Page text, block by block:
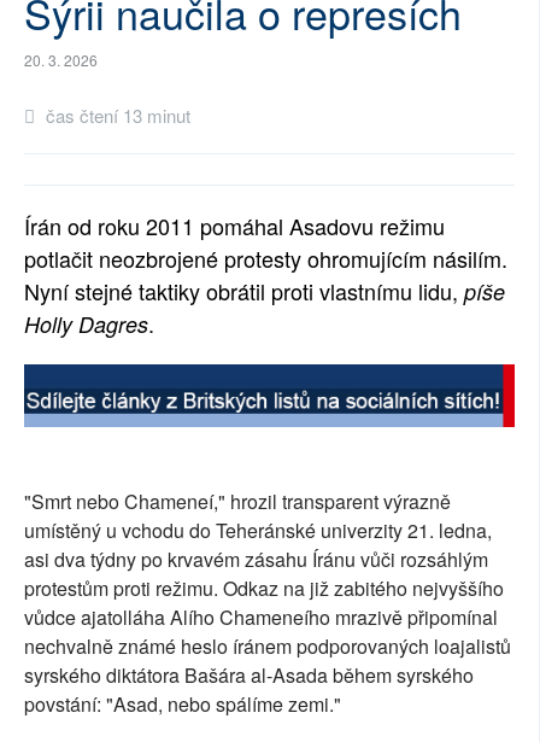
SOCIÁLNÍ SÍTĚ
Sýrii naučila o represích
20. 3. 2026
čas čtení 13 minut
Írán od roku 2011 pomáhal Asadovu režimu
potlačit neozbrojené protesty ohromujícím násilím.
Nyní stejné taktiky obrátil proti vlastnímu lidu, píše
Holly Dagres.
"Smrt nebo Chameneí," hrozil transparent výrazně
umístěný u vchodu do Teheránské univerzity 21. ledna,
asi dva týdny po krvavém zásahu Íránu vůči rozsáhlým
protestům proti režimu. Odkaz na již zabitého nejvyššího
vůdce ajatolláha Alího Chameneího mrazivě připomínal
nechvalně známé heslo íránem podporovaných loajalistů
syrského diktátora Bašára al-Asada během syrského
povstání: "Asad, nebo spálíme zemi."